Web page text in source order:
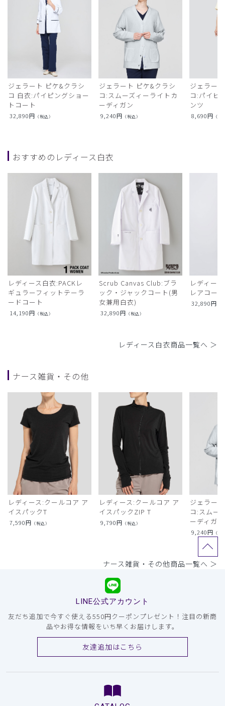
ジェラート ピケ&クラシ
コ 白衣:パイピングショー
トコート
32,890円 （税込）
ジェラート ピケ&クラシ
コ:スムーズィーライトカ
ーディガン
9,240円 （税込）
ジェラー
コ:パイピ
ンツ
8,690円 （税
おすすめのレディース白衣
レディース白衣:PACKレ
ギュラーフィットテーラ
ードコート
14,190円 （税込）
Scrub Canvas Club:ブラ
ック・ジャックコート(男
女兼用白衣)
32,890円 （税込）
レディー
レアコート
32,890円
レディース白衣商品一覧へ ＞
ナース雑貨・その他
レディース:クールコア ア
イスパックT
7,590円 （税込）
レディース:クールコア ア
イスパックZIP T
9,790円 （税込）
ジェラー
コ:スムー
ーディガン
9,240円 （税
ナース雑貨・その他商品一覧へ ＞
LINE公式アカウント
友だち追加で今すぐ使える550円クーポンプレゼント！注目の新商
品やお得な情報をいち早くお届けします。
友達追加はこちら